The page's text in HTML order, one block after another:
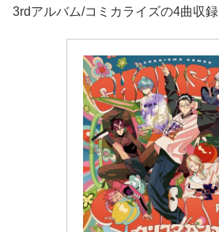
3rdアルバム/コミカライズの4曲収録